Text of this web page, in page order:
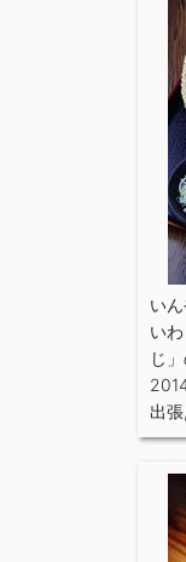
い
い
じ
出張,